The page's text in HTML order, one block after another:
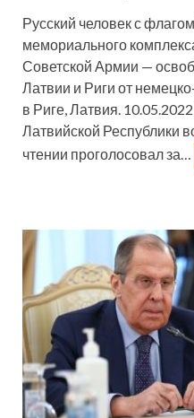
Русский человек с
мемориального
Советской Армии —
Латвии и Риги от
в Риге, Латвия.
Латвийской Республики
чтении проголосовал за…